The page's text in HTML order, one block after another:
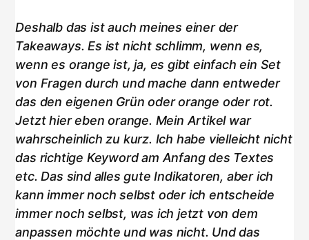
Deshalb das ist auch meines einer der
Takeaways. Es ist nicht schlimm, wenn es,
wenn es orange ist, ja, es gibt einfach ein Set
von Fragen durch und mache dann entweder
das den eigenen Grün oder orange oder rot.
Jetzt hier eben orange. Mein Artikel war
wahrscheinlich zu kurz. Ich habe vielleicht nicht
das richtige Keyword am Anfang des Textes
etc. Das sind alles gute Indikatoren, aber ich
kann immer noch selbst oder ich entscheide
immer noch selbst, was ich jetzt von dem
anpassen möchte und was nicht. Und das